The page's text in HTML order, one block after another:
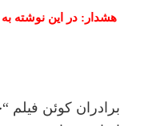
هشدار: در این نوشته
برادران کوئن فیلم